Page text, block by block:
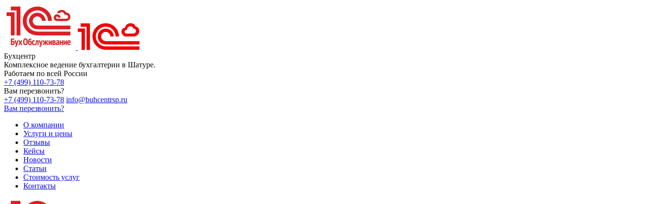
Бухцентр
Комплексное ведение бухгалтерии в Шатуре.
Работаем по всей России
+7 (499) 110-73-78
Вам перезвонить?
+7 (499) 110-73-78 info@buhcentrsp.ru
Вам перезвонить?
О компании
Услуги и цены
Отзывы
Кейсы
Новости
Статьи
Стоимость услуг
Контакты